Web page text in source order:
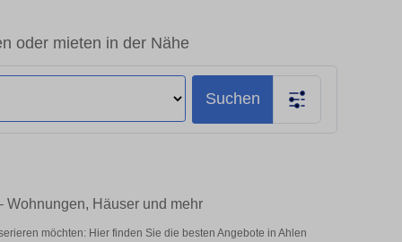
oder mieten in der Nähe
Suchen
Häuser und mehr
möchten: Hier finden Sie die besten Angebote in Ahlen